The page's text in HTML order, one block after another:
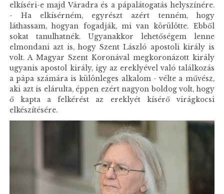
elkíséri-e majd Váradra és a pápalátogatás helyszínére.
- Ha elkísérném, egyrészt azért tenném, hogy
láthassam, hogyan fogadják, mi van körülötte. Ebből
sokat tanulhatnék. Ugyanakkor lehetőségem lenne
elmondani azt is, hogy Szent László apostoli király is
volt. A Magyar Szent Koronával megkoronázott király
ugyanis apostol király, így az ereklyével való találkozás
a pápa számára is különleges alkalom - vélte a művész,
aki azt is elárulta, éppen ezért nagyon boldog volt, hogy
ő kapta a felkérést az ereklyét kísérő virágkocsi
elkészítésére.